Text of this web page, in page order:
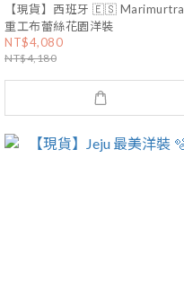
【現貨】西班牙 🇪🇸 Marimurtra
重工布蕾絲花園洋裝
NT$4,080
NT$4,180